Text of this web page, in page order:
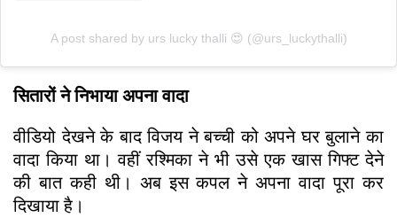
A post shared by urs lucky thalli 😍 (@urs_luckythalli)
सितारों ने निभाया अपना वादा
वीडियो देखने के बाद विजय ने बच्ची को अपने घर बुलाने का
वादा किया था। वहीं रश्मिका ने भी उसे एक खास गिफ्ट देने
की बात कही थी। अब इस कपल ने अपना वादा पूरा कर
दिखाया है।